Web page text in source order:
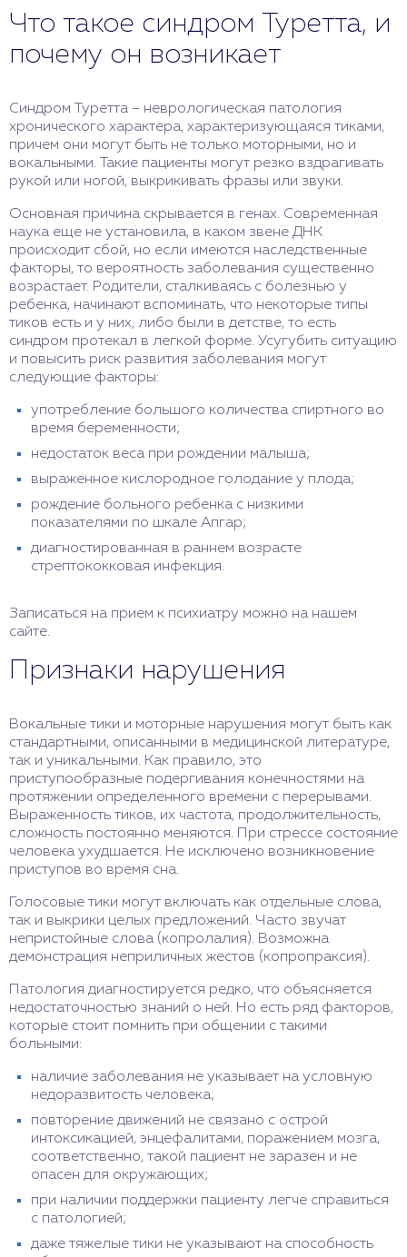
Что такое синдром Туретта, и
почему он возникает
Синдром Туретта – неврологическая патология
хронического характера, характеризующаяся тиками,
причем они могут быть не только моторными, но и
вокальными. Такие пациенты могут резко вздрагивать
рукой или ногой, выкрикивать фразы или звуки.
Основная причина скрывается в генах. Современная
наука еще не установила, в каком звене ДНК
происходит сбой, но если имеются наследственные
факторы, то вероятность заболевания существенно
возрастает. Родители, сталкиваясь с болезнью у
ребенка, начинают вспоминать, что некоторые типы
тиков есть и у них, либо были в детстве, то есть
синдром протекал в легкой форме. Усугубить ситуацию
и повысить риск развития заболевания могут
следующие факторы:
употребление большого количества спиртного во
время беременности;
недостаток веса при рождении малыша;
выраженное кислородное голодание у плода;
рождение больного ребенка с низкими
показателями по шкале Апгар;
диагностированная в раннем возрасте
стрептококковая инфекция.
Записаться на прием к психиатру можно на нашем
сайте.
Признаки нарушения
Вокальные тики и моторные нарушения могут быть как
стандартными, описанными в медицинской литературе,
так и уникальными. Как правило, это
приступообразные подергивания конечностями на
протяжении определенного времени с перерывами.
Выраженность тиков, их частота, продолжительность,
сложность постоянно меняются. При стрессе состояние
человека ухудшается. Не исключено возникновение
приступов во время сна.
Голосовые тики могут включать как отдельные слова,
так и выкрики целых предложений. Часто звучат
непристойные слова (копролалия). Возможна
демонстрация неприличных жестов (копропраксия).
Патология диагностируется редко, что объясняется
недостаточностью знаний о ней. Но есть ряд факторов,
которые стоит помнить при общении с такими
больными:
наличие заболевания не указывает на условную
недоразвитость человека;
повторение движений не связано с острой
интоксикацией, энцефалитами, поражением мозга,
соответственно, такой пациент не заразен и не
опасен для окружающих;
при наличии поддержки пациенту легче справиться
с патологией;
даже тяжелые тики не указывают на способность